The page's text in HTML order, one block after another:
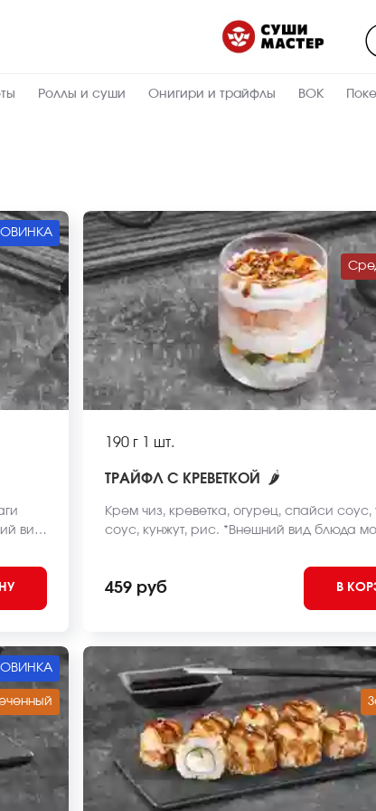
Роллы и суши Онигири и трайфлы ВОК Поке
вид
190 г 1 шт.
ТРАЙФЛ С КРЕВЕТКОЙ 🌶
Крем чиз, креветка, огурец, спайси соус,
соус, кунжут, рис. *Внешний вид блюда
459 руб В